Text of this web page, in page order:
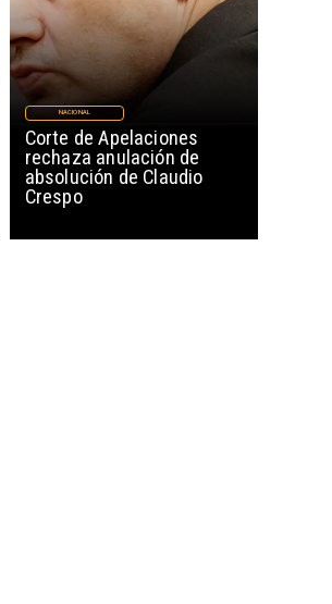
Corte de Apelaciones
rechaza anulación de
absolución de Claudio
Crespo
NACIONAL